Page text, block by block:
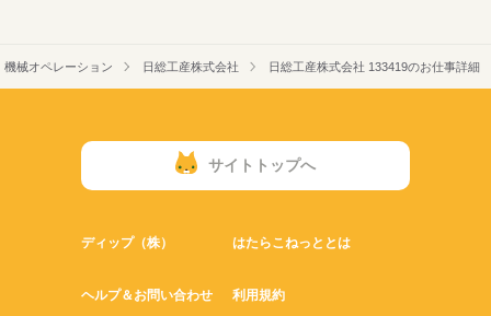
機械オペレーション 日総工産株式会社 日総工産株式会社 133419のお仕事詳細
サイトトップへ
ディップ（株） はたらこねっととは
ヘルプ＆お問い合わせ 利用規約